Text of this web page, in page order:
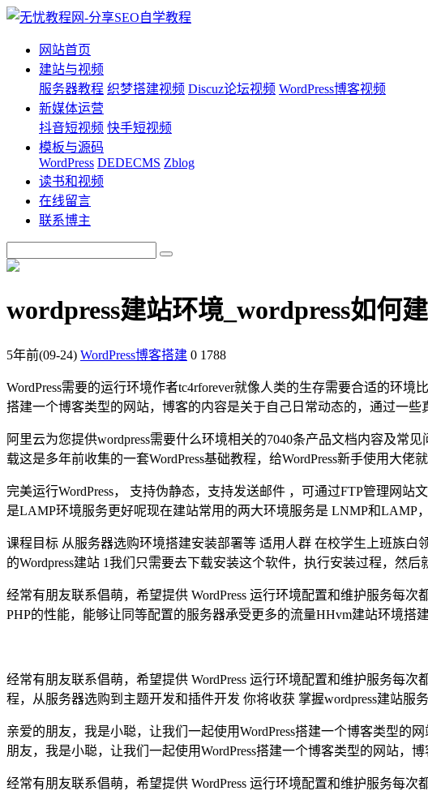
网站首页
建站与视频
服务器教程 织梦搭建视频 Discuz论坛视频 WordPress博客视频
新媒体运营
抖音短视频 快手短视频
模板与源码
WordPress DEDECMS Zblog
读书和视频
在线留言
联系博主
wordpress建站环境_wordpress如何
5年前(09-24) WordPress博客搭建 0 1788
WordPress需要的运行环境作者tc4rforever就像人类的生存需要合适的环
搭建一个博客类型的网站，博客的内容是关于自己日常动态的，通过一些
阿里云为您提供wordpress需要什么环境相关的7040条产品文档内容及
载这是多年前收集的一套WordPress基础教程，给WordPress新手使用大
完美运行WordPress， 支持伪静态，支持发送邮件 ，可通过FTP管理网
是LAMP环境服务更好呢现在建站常用的两大环境服务是 LNMP和LAMP
课程目标 从服务器选购环境搭建安装部署等 适用人群 在校学生上班族
的Wordpress建站 1我们只需要去下载安装这个软件，执行安装过程，然
经常有朋友联系倡萌，希望提供 WordPress 运行环境配置和维护服务每
PHP的性能，能够让同等配置的服务器承受更多的流量HHvm建站环境搭
经常有朋友联系倡萌，希望提供 WordPress 运行环境配置和维护服务每
程，从服务器选购到主题开发和插件开发 你将收获 掌握wordpress建站服
亲爱的朋友，我是小聪，让我们一起使用WordPress搭建一个博客类型
朋友，我是小聪，让我们一起使用WordPress搭建一个博客类型的网站，
经常有朋友联系倡萌，希望提供 WordPress 运行环境配置和维护服务每